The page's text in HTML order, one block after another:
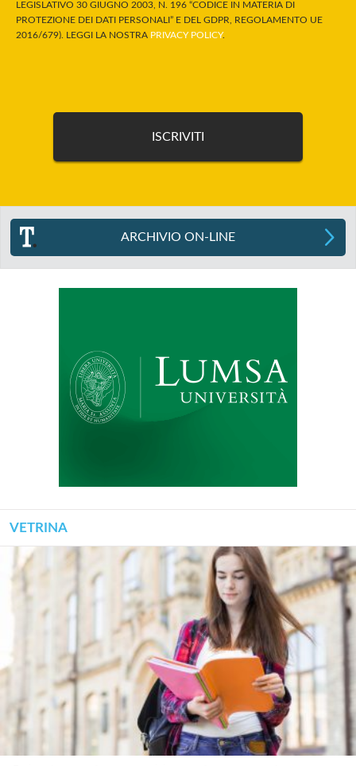
LEGISLATIVO 30 GIUGNO 2003, N. 196 “CODICE IN MATERIA DI
PROTEZIONE DEI DATI PERSONALI” E DEL GDPR, REGOLAMENTO UE
2016/679). LEGGI LA NOSTRA PRIVACY POLICY.
ARCHIVIO ON-LINE
VETRINA